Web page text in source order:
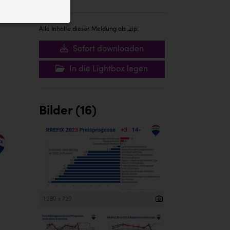
Alle Inhalte dieser Meldung als .zip:
Sofort downloaden
In die Lightbox legen
Bilder (16)
1 280 x 720
Website